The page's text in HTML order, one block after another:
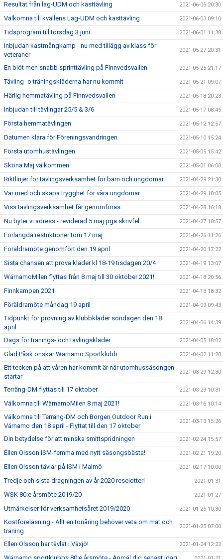
Resultat från lag-UDM och kasttävling 2021-06-06 20:30
Välkomna till kvällens Lag-UDM och kasttävling 2021-06-03 09:10
Tidsprogram till torsdag 3 juni 2021-06-01 11:38
Inbjudan kastmångkamp - nu med tillägg av klass för
veteraner
2021-05-27 20:31
En blöt men snabb sprinttävling på Finnvedsvallen 2021-05-25 21:17
Tävling- o träningskläderna har nu kommit 2021-05-21 09:07
Härlig hemmatävling på Finnvedsvallen 2021-05-18 20:23
Inbjudan till tävlingar 25/5 & 3/6 2021-05-17 08:45
Första hemmatävlingen 2021-05-12 12:57
Datumen klara för Föreningsvandringen 2021-05-10 15:24
Första utomhustävlingen 2021-05-05 15:42
Sköna Maj välkommen 2021-05-01 06:00
Riktlinjer för tävlingsverksamhet för barn och ungdomar 2021-04-29 21:30
Var med och skapa trygghet för våra ungdomar 2021-04-29 10:05
Viss tävlingsverksamhet får genomföras 2021-04-28 16:18
Nu byter vi adress - reviderad 5 maj pga skrivfel 2021-04-27 10:57
Förlängda restriktioner tom 17 maj 2021-04-26 11:26
Föräldramöte genomfört den 19 april 2021-04-20 17:22
Sista chansen att prova kläder kl 18-19 tisdagen 20/4 2021-04-19 13:07
WärnamoMilen flyttas från 8 maj till 30 oktober 2021! 2021-04-18 20:56
Finnkampen 2021 2021-04-13 18:32
Föräldramöte måndag 19 april 2021-04-09 09:43
Tidpunkt för provning av klubbkläder söndagen den 18
april
2021-04-06 14:39
Dags för tränings- och tävlingskläder 2021-04-05 18:02
Glad Påsk önskar Wärnamo Sportklubb 2021-04-02 11:20
Ett tecken på att våren har kommit är när utomhussäsongen
startar
2021-03-29 12:30
Terräng-DM flyttas till 17 oktober 2021-03-29 10:31
Välkomna till WärnamoMilen 8 maj 2021! 2021-03-16 10:14
Välkomna till Terräng-DM och Borgen Outdoor Run i
Värnamo den 18 april - Flyttat till den 17 oktober
2021-03-13 15:26
Din betydelse för att minska smittspridningen 2021-02-24 15:57
Ellen Olsson ISM-femma med nytt säsongsbästa! 2021-02-21 19:20
Ellen Olsson tävlar på ISM i Malmö 2021-02-17 10:00
Tredje och sista dragningen av år 2020 reselotteri 2021-01-31
WSK 80:e årsmöte 2019/20 2021-01-27
Utmärkelser för verksamhetsåret 2019/2020 2021-01-25 10:30
Kostföreläsning - Allt en tonåring behöver veta om mat och
träning
2021-01-25 07:00
Ellen Olsson har tävlat i Växjö! 2021-01-24 12:22